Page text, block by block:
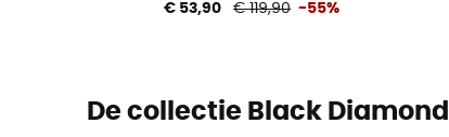
€ 53,90 € 119,90 -55%
De collectie Black Diamond